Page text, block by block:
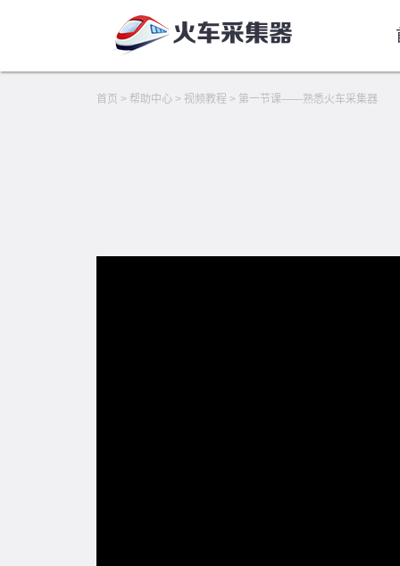
首页 > 帮助中心 > 视频教程 > 第一节课——熟悉火车采集器